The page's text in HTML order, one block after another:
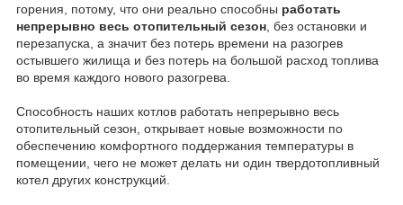
горения, потому, что они реально способны работать
непрерывно весь отопительный сезон , без остановки и
перезапуска, а значит без потерь времени на разогрев
остывшего жилища и без потерь на большой расход топлива
во время каждого нового разогрева.
Способность наших котлов работать непрерывно весь
отопительный сезон, открывает новые возможности по
обеспечению комфортного поддержания температуры в
помещении, чего не может делать ни один твердотопливный
котел других конструкций.